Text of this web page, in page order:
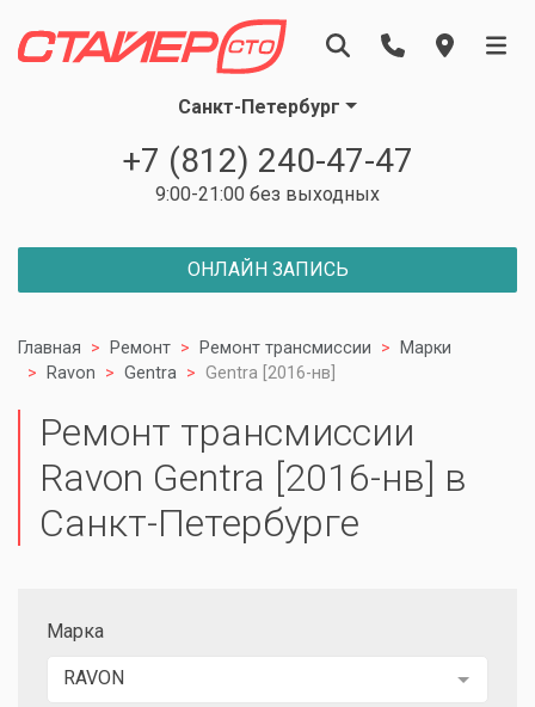
Санкт-Петербург
+7 (812) 240-47-47
9:00-21:00 без выходных
ОНЛАЙН ЗАПИСЬ
Главная Ремонт Ремонт трансмиссии
Марки
Ravon
Gentra Gentra [2016-нв]
Ремонт трансмиссии
Ravon Gentra [2016-нв] в
Санкт-Петербурге
Марка
RAVON